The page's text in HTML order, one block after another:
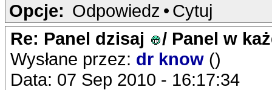
Opcje: Odpowiedz • Cytuj
Re: Panel dzisaj
/ Panel w
Wysłane przez: dr know ()
Data: 07 Sep 2010 - 16:17:34